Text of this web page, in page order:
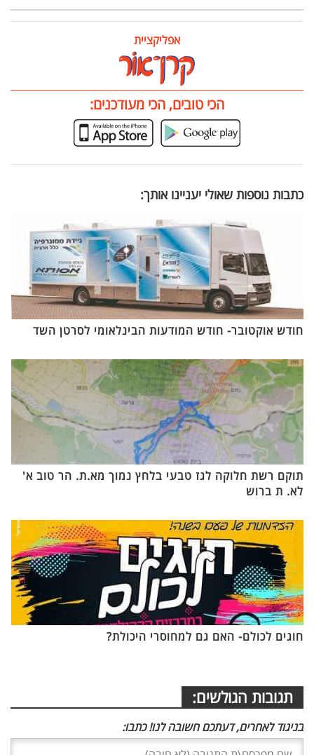
אפליקציית
הכי טובים, הכי מעודכנים:
כתבות נוספות שאולי יעניינו אותך:
חודש אוקטובר- חודש המודעות הבינלאומי לסרטן השד
תוקם רשת חלוקה לגז טבעי בלחץ נמוך מא.ת. הר טוב א'
לא. ת ברוש
חוגים לכולם- האם גם למחוסרי היכולת?
תגובות הגולשים:
בניגוד לאחרים, דעתכם חשובה לנו! כתבו: